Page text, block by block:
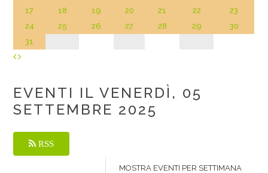
17
18 19 20 21 22
23
24
25 26 27 28 29
30
31
EVENTI IL VENERDÌ, 05
SETTEMBRE 2025
RSS
MOSTRA EVENTI PER SETTIMANA